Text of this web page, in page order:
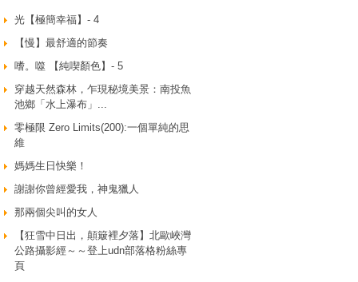
光【極簡幸福】- 4
【慢】最舒適的節奏
嗜。噬 【純喫顏色】- 5
穿越天然森林，乍現秘境美景：南投魚
池鄉「水上瀑布」...
零極限 Zero Limits(200):一個單純的思
維
媽媽生日快樂！
謝謝你曾經愛我，神鬼獵人
那兩個尖叫的女人
【狂雪中日出，顛簸裡夕落】北歐峽灣
公路攝影經～～登上udn部落格粉絲專
頁